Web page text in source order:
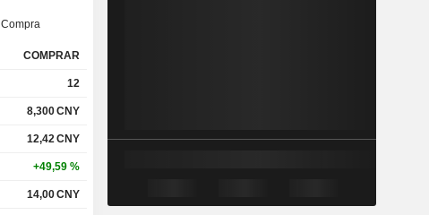
Compra
COMPRAR
12
8,300CNY
12,42CNY
+49,59 %
14,00CNY